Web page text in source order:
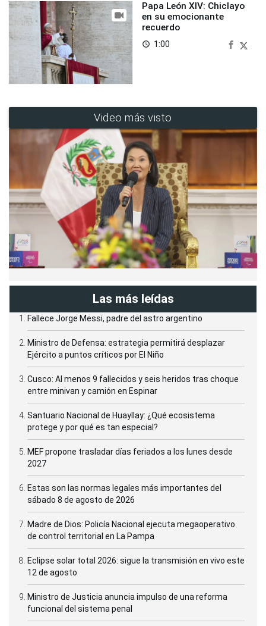
Papa León XIV: Chiclayo
en su emocionante
recuerdo
access_time 1:00
Video más visto
Las más leídas
Fallece Jorge Messi, padre del astro argentino
Ministro de Defensa: estrategia permitirá desplazar
Ejército a puntos críticos por El Niño
Cusco: Al menos 9 fallecidos y seis heridos tras choque
entre minivan y camión en Espinar
Santuario Nacional de Huayllay: ¿Qué ecosistema
protege y por qué es tan especial?
MEF propone trasladar días feriados a los lunes desde
2027
Estas son las normas legales más importantes del
sábado 8 de agosto de 2026
Madre de Dios: Policía Nacional ejecuta megaoperativo
de control territorial en La Pampa
Eclipse solar total 2026: sigue la transmisión en vivo este
12 de agosto
Ministro de Justicia anuncia impulso de una reforma
funcional del sistema penal